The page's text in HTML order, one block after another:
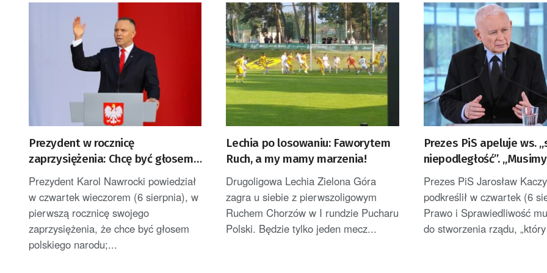
Prezydent w rocznicę
zaprzysiężenia: Chcę być głosem
Polek i Polaków [AKTUALIZACJA]
Prezydent Karol Nawrocki powiedział
w czwartek wieczorem (6 sierpnia), w
pierwszą rocznicę swojego
zaprzysiężenia, że chce być głosem
polskiego narodu;...
Lechia po losowaniu: Faworytem
Ruch, a my mamy marzenia!
Drugoligowa Lechia Zielona Góra
zagra u siebie z pierwszoligowym
Ruchem Chorzów w I rundzie Pucharu
Polski. Będzie tylko jeden mecz...
Prezes PiS apeluje ws.
niepodległość”.
wykorzystać”
Prezes PiS Jarosław
podkreślił w czwartek (6
Prawo i Sprawiedliwość
do stworzenia rządu,